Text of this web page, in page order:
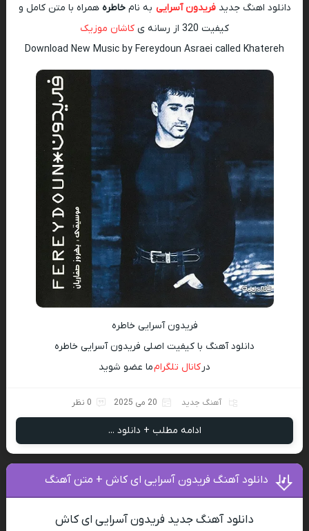
دانلود اهنگ جدیدفریدون آسرایی به نامخاطره همراه با متن کامل و
کیفیت 320 از رسانه ی
کاشان موزیک
Download New Music by Fereydoun Asraei called Khatereh
فریدون آسرایی خاطره
دانلود آهنگ با کیفیت اصلی فریدون آسرایی خاطره
درکانال تلگرامما عضو شوید
آهنگ جدید 20 می 2025 0 نظر
ادامه مطلب + دانلود ...
دانلود آهنگ فریدون آسرایی ای کاش + متن آهنگ
دانلود آهنگ جدید فریدون آسرایی ای کاش